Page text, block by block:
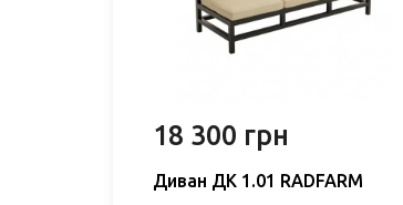
18 300 грн
Диван ДК 1.01 RADFARM